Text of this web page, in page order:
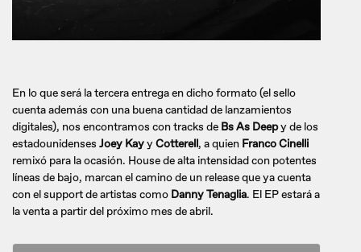
En lo que será la tercera entrega en dicho formato (el sello
cuenta además con una buena cantidad de lanzamientos
digitales), nos encontramos con tracks de Bs As Deepy de los
estadounidenses Joey KayyCotterell, a quien Franco Cinelli
remixó para la ocasión. House de alta intensidad con potentes
líneas de bajo, marcan el camino de un release que ya cuenta
con el support de artistas como Danny Tenaglia. El EP estará a
la venta a partir del próximo mes de abril.